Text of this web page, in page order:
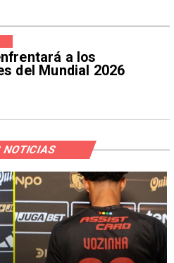
a los
del Mundial 2026
NOTICIAS